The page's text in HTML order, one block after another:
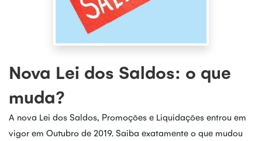
Nova Lei dos Saldos: o que
muda?
A nova Lei dos Saldos, Promoções e Liquidações entrou em
vigor em Outubro de 2019. Saiba exatamente o que mudou